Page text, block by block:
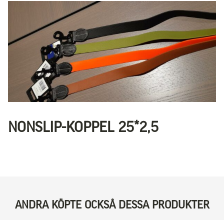
NONSLIP-KOPPEL 25*2,5
ANDRA KÖPTE OCKSÅ DESSA PRODUKTER